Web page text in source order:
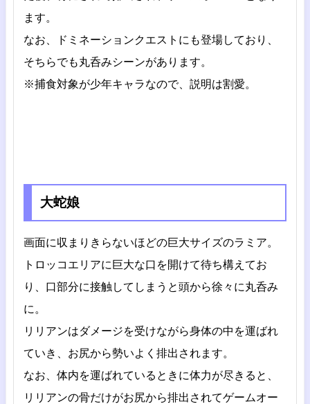
ます。
なお、ドミネーションクエストにも登場しており、
そちらでも丸呑みシーンがあります。
※捕食対象が少年キャラなので、説明は割愛。
大蛇娘
画面に収まりきらないほどの巨大サイズのラミア。
トロッコエリアに巨大な口を開けて待ち構えてお
り、口部分に接触してしまうと頭から徐々に丸呑み
に。
リリアンはダメージを受けながら身体の中を運ばれ
ていき、お尻から勢いよく排出されます。
なお、体内を運ばれているときに体力が尽きると、
リリアンの骨だけがお尻から排出されてゲームオー